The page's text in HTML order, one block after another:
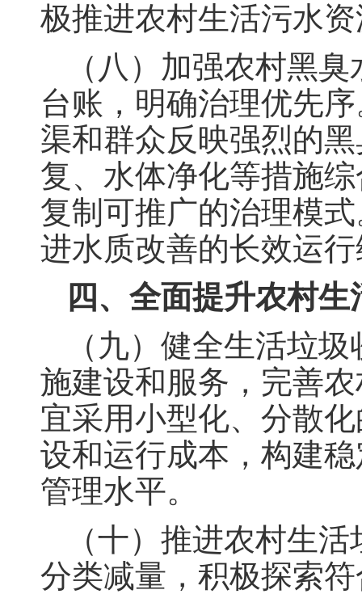
极推进农村生活污水
（八）加强农村黑
台账，明确治理优先
渠和群众反映强烈的
复、水体净化等措施
复制可推广的治理模
进水质改善的长效运
四、全面提升农村
（九）健全生活垃
施建设和服务，完善
宜采用小型化、分散
设和运行成本，构建
管理水平。
（十）推进农村生
分类减量，积极探索